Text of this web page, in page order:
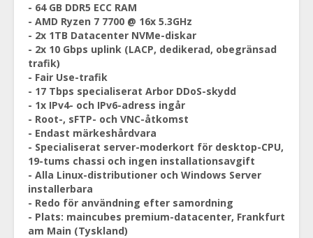
- 64 GB DDR5 ECC RAM
- AMD Ryzen 7 7700 @ 16x 5.3GHz
- 2x 1TB Datacenter NVMe-diskar
- 2x 10 Gbps uplink (LACP, dedikerad, obegränsad
trafik)
- Fair Use-trafik
- 17 Tbps specialiserat Arbor DDoS-skydd
- 1x IPv4- och IPv6-adress ingår
- Root-, sFTP- och VNC-åtkomst
- Endast märkeshårdvara
- Specialiserat server-moderkort för desktop-CPU,
19-tums chassi och ingen installationsavgift
- Alla Linux-distributioner och Windows Server
installerbara
- Redo för användning efter samordning
- Plats: maincubes premium-datacenter, Frankfurt
am Main (Tyskland)